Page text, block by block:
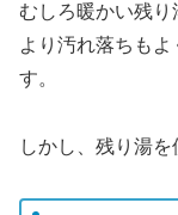
むしろ暖かい残
より汚れ落ちも
す。
しかし、残り湯を